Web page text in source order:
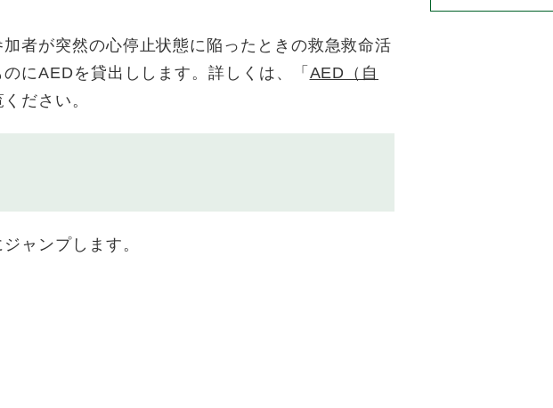
者が突然の心停止状態に陥ったときの救急救命活
にAEDを貸出しします。詳しくは、「 AED（自
ださい。
ャンプします。